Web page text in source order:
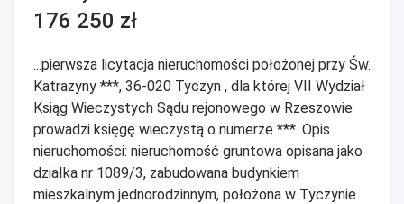
176 250 zł
...pierwsza licytacja nieruchomości położonej przy Św.
Katrazyny ***, 36-020 Tyczyn , dla której VII Wydział
Ksiąg Wieczystych Sądu rejonowego w Rzeszowie
prowadzi księgę wieczystą o numerze ***. Opis
nieruchomości: nieruchomość gruntowa opisana jako
działka nr 1089/3, zabudowana budynkiem
mieszkalnym jednorodzinnym, położona w Tyczynie